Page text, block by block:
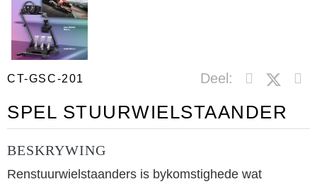
CT-GSC-201 Deel:
SPEL STUURWIELSTAANDER
BESKRYWING
Renstuurwielstaanders is bykomstighede wat